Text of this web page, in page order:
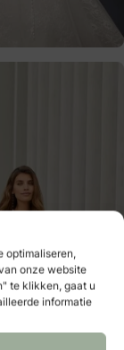
optimaliseren,
onze website
te klikken, gaat u
informatie